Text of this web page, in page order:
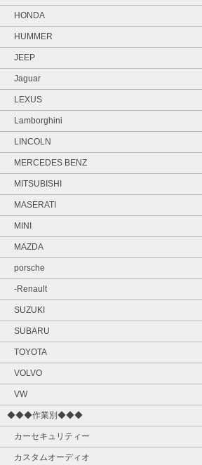
HONDA
HUMMER
JEEP
Jaguar
LEXUS
Lamborghini
LINCOLN
MERCEDES BENZ
MITSUBISHI
MASERATI
MINI
MAZDA
porsche
-Renault
SUZUKI
SUBARU
TOYOTA
VOLVO
VW
◆◆◆作業別◆◆◆
カーセキュリティー
カスタムオーディオ